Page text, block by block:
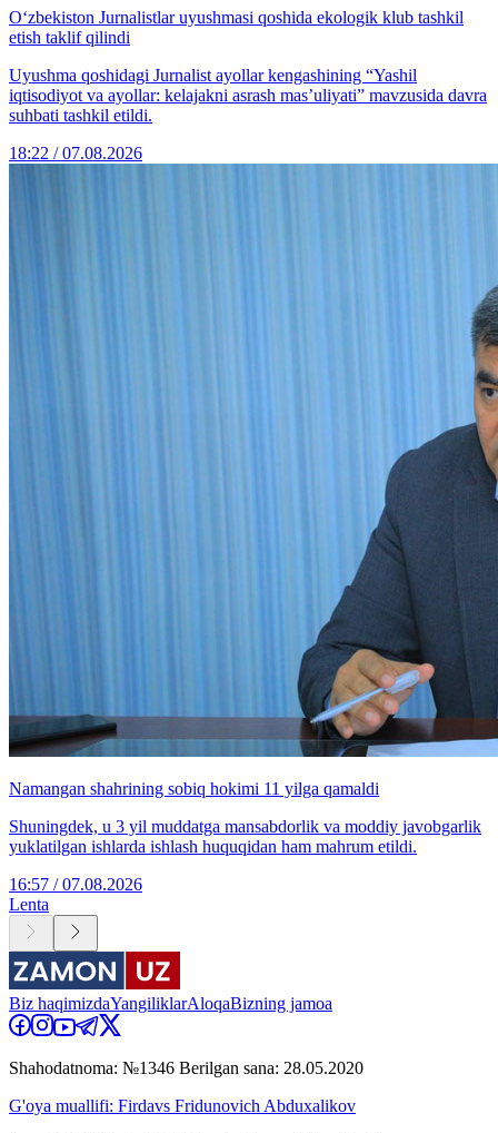
O‘zbekiston Jurnalistlar uyushmasi qoshida ekologik klub tashkil
etish taklif qilindi
Uyushma qoshidagi Jurnalist ayollar kengashining “Yashil
iqtisodiyot va ayollar: kelajakni asrash mas’uliyati” mavzusida davra
suhbati tashkil etildi.
18:22 / 07.08.2026
Namangan shahrining sobiq hokimi 11 yilga qamaldi
Shuningdek, u 3 yil muddatga mansabdorlik va moddiy javobgarlik
yuklatilgan ishlarda ishlash huquqidan ham mahrum etildi.
16:57 / 07.08.2026
Lenta
Biz haqimizdaYangiliklarAloqaBizning jamoa
Shahodatnoma: №1346 Berilgan sana: 28.05.2020
G'oya muallifi: Firdavs Fridunovich Abduxalikov